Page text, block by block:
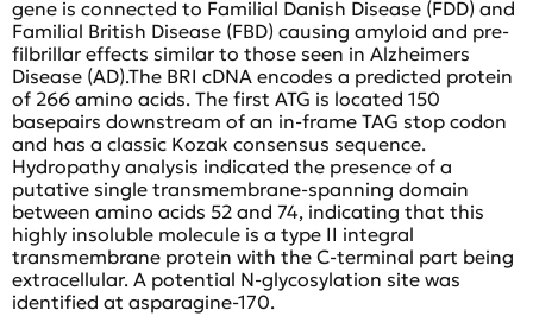
gene is connected to Familial Danish Disease (FDD) and
Familial British Disease (FBD) causing amyloid and pre-
filbrillar effects similar to those seen in Alzheimers
Disease (AD).The BRI cDNA encodes a predicted protein
of 266 amino acids. The first ATG is located 150
basepairs downstream of an in-frame TAG stop codon
and has a classic Kozak consensus sequence.
Hydropathy analysis indicated the presence of a
putative single transmembrane-spanning domain
between amino acids 52 and 74, indicating that this
highly insoluble molecule is a type II integral
transmembrane protein with the C-terminal part being
extracellular. A potential N-glycosylation site was
identified at asparagine-170.